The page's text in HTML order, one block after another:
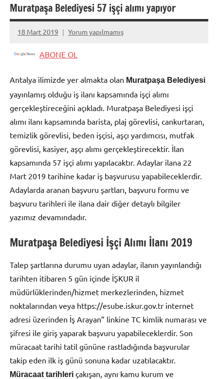
Muratpaşa Belediyesi 57 işçi alımı yapıyor
18 Mart 2019
admin
Yorum yapılmamış
ABONE OL
Antalya ilimizde yer almakta olan Muratpaşa Belediyesi
yayınlamış olduğu iş ilanı kapsamında işçi alımı
gerçekleştireceğini açıkladı. Muratpaşa Belediyesi işçi
alımı ilanı kapsamında barista, plaj görevlisi, cankurtaran,
temizlik görevlisi, beden işçisi, aşçı yardımcısı, mutfak
görevlisi, kasiyer, aşçı alımı gerçekleştirecektir. İlan
kapsamında 57 işçi alımı yapılacaktır. Adaylar ilana 22
Mart 2019 tarihine kadar iş başvurusu yapabileceklerdir.
Adaylarda aranan başvuru şartları, başvuru formu ve
başvuru tarihleri ile ilana dair diğer detaylı bilgiler
yazımız devamındadır.
Muratpaşa Belediyesi İşçi Alımı İlanı 2019
Talep şartlarına durumu uyan adaylar, ilanın yayınlandığı
tarihten itibaren 5 gün içinde İŞKUR il
müdürlüklerinden/hizmet merkezlerinden, hizmet
noktalarından veya https://esube.iskur.gov.tr internet
adresi üzerinden İş Arayan” linkine TC kimlik numarası ve
şifresi ile giriş yaparak başvuru yapabileceklerdir. Son
müracaat tarihi tatil gününe rastladığında başvurular
takip eden ilk iş günü sonuna kadar uzatılacaktır.
Müracaat tarihleri çakışan, aynı kamu kurum ve